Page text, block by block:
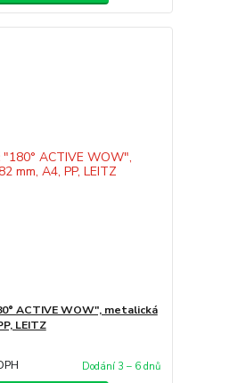
ACTIVE WOW", metalická
LEITZ
Dodání 3 – 6 dnů